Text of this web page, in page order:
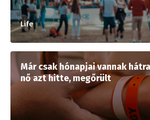
Life
Már csak hónapjai vannak
nő azt hitte, megőrült